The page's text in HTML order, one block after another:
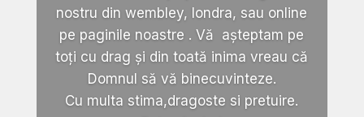
nostru din wembley, londra, sau online
pe paginile noastre . Vă așteptam pe
toți cu drag și din toată inima vreau că
Domnul să vă binecuvinteze.
Cu multa stima,dragoste si pretuire.